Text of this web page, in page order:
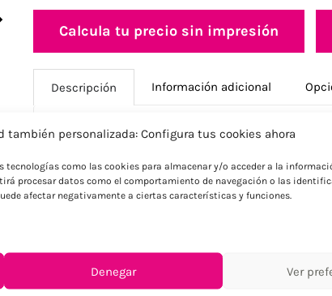
también personalizada: Configura tus cookies ahora
tecnologías como las cookies para almacenar y/o acceder a la
procesar datos como el comportamiento de navegación o las
afectar negativamente a ciertas características y funciones.
Denegar Ver
Calcula tu precio sin impresión
Descripción Información adicional
Vaso de PP reutilizable para eventos con
SKU:MO6375-26